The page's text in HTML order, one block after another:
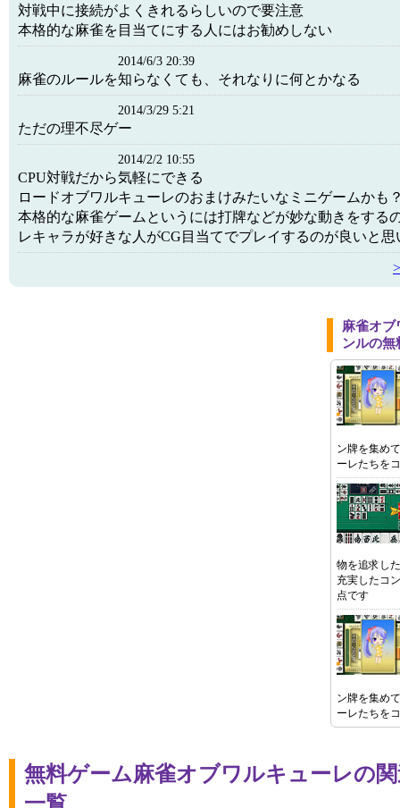
対戦中に接続がよくきれるらしいので要注意
本格的な麻雀を目当てにする人にはお勧めしない
2014/6/3 20:39
麻雀のルールを知らなくても、それなりに何とかなる
2014/3/29 5:21
ただの理不尽ゲー
2014/2/2 10:55
CPU対戦だから気軽にできる
ロードオブワルキューレのおまけみたいなミニゲームかも
本格的な麻雀ゲームというには打牌などが妙な動きをする
レキャラが好きな人がCG目当てでプレイするのが良いと思
麻雀オブ
ンルの無
ン牌を集め
ーレたちを
物を追求し
充実したコ
点です
ン牌を集め
ーレたちを
無料ゲーム麻雀オブワルキューレの
一覧